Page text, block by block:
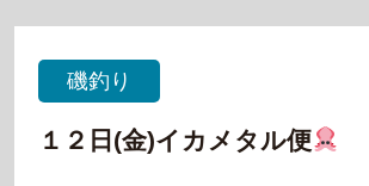
磯釣り
１２日(金)イカメタル便